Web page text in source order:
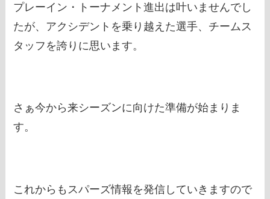
プレーイン・トーナメント進出は叶いませんでし
たが、アクシデントを乗り越えた選手、チームス
タッフを誇りに思います。
さぁ今から来シーズンに向けた準備が始まりま
す。
これからもスパーズ情報を発信していきますので